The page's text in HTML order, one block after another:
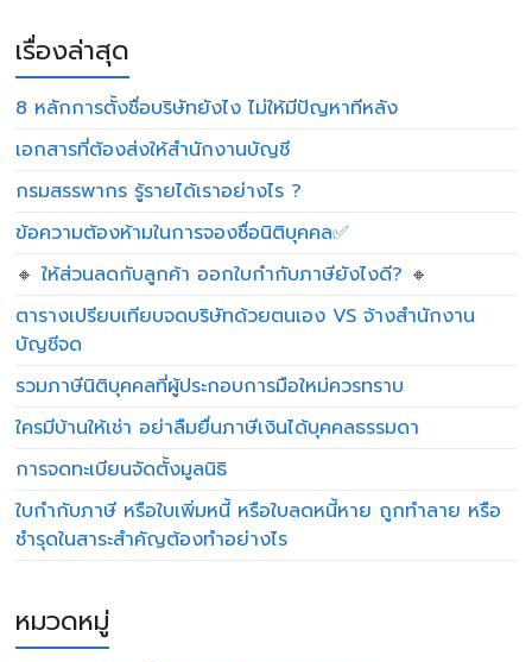
เรื่องล่าสุด
8 หลักการตั้งชื่อบริษัทยังไง ไม่ให้มีปัญหาทีหลัง
เอกสารที่ต้องส่งให้สำนักงานบัญชี
กรมสรรพากร รู้รายได้เราอย่างไร ?
ข้อความต้องห้ามในการจองชื่อนิติบุคคล✅
🔸 ให้ส่วนลดกับลูกค้า ออกใบกำกับภาษียังไงดี? 🔸
ตารางเปรียบเทียบจดบริษัทด้วยตนเอง VS จ้างสำนักงาน
บัญชีจด
รวมภาษีนิติบุคคลที่ผู้ประกอบการมือใหม่ควรทราบ
ใครมีบ้านให้เช่า อย่าลืมยื่นภาษีเงินได้บุคคลธรรมดา
การจดทะเบียนจัดตั้งมูลนิธิ
ใบกำกับภาษี หรือใบเพิ่มหนี้ หรือใบลดหนี้หาย ถูกทำลาย หรือ
ชำรุดในสาระสำคัญต้องทำอย่างไร
หมวดหมู่